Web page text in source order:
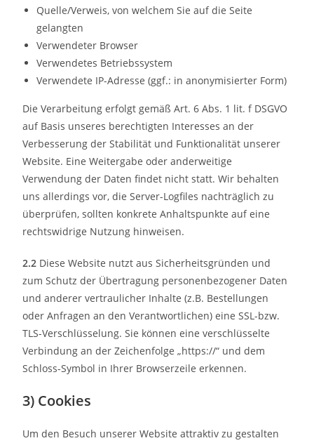
Quelle/Verweis, von welchem Sie auf die Seite
gelangten
Verwendeter Browser
Verwendetes Betriebssystem
Verwendete IP-Adresse (ggf.: in anonymisierter Form)
Die Verarbeitung erfolgt gemäß Art. 6 Abs. 1 lit. f DSGVO
auf Basis unseres berechtigten Interesses an der
Verbesserung der Stabilität und Funktionalität unserer
Website. Eine Weitergabe oder anderweitige
Verwendung der Daten findet nicht statt. Wir behalten
uns allerdings vor, die Server-Logfiles nachträglich zu
überprüfen, sollten konkrete Anhaltspunkte auf eine
rechtswidrige Nutzung hinweisen.
2.2 Diese Website nutzt aus Sicherheitsgründen und
zum Schutz der Übertragung personenbezogener Daten
und anderer vertraulicher Inhalte (z.B. Bestellungen
oder Anfragen an den Verantwortlichen) eine SSL-bzw.
TLS-Verschlüsselung. Sie können eine verschlüsselte
Verbindung an der Zeichenfolge „https://“ und dem
Schloss-Symbol in Ihrer Browserzeile erkennen.
3) Cookies
Um den Besuch unserer Website attraktiv zu gestalten